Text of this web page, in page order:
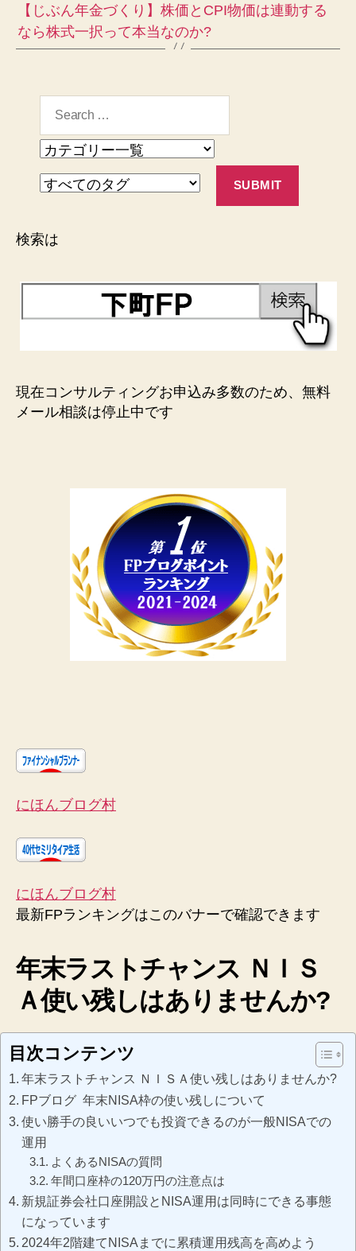
【じぶん年金づくり】株価とCPI物価は連動する
なら株式一択って本当なのか?
検索は
現在コンサルティングお申込み多数のため、無料
メール相談は停止中です
にほんブログ村
にほんブログ村
最新FPランキングはこのバナーで確認できます
年末ラストチャンス ＮＩＳ
Ａ使い残しはありませんか?
目次コンテンツ
年末ラストチャンス ＮＩＳＡ使い残しはありませんか?
FPブログ 年末NISA枠の使い残しについて
使い勝手の良いいつでも投資できるのが一般NISAでの
運用
よくあるNISAの質問
年間口座枠の120万円の注意点は
新規証券会社口座開設とNISA運用は同時にできる事態
になっています
2024年2階建てNISAまでに累積運用残高を高めよう